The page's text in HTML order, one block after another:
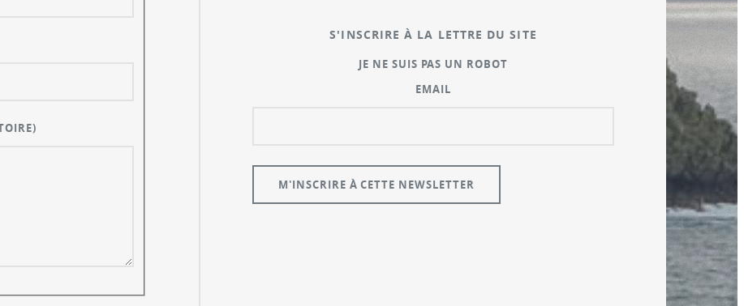
S'INSCRIRE À LA LETTRE DU SITE
JE NE SUIS PAS UN ROBOT
EMAIL